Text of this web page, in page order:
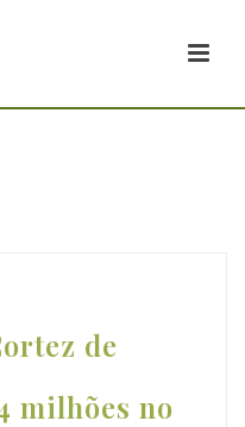
de
milhões no